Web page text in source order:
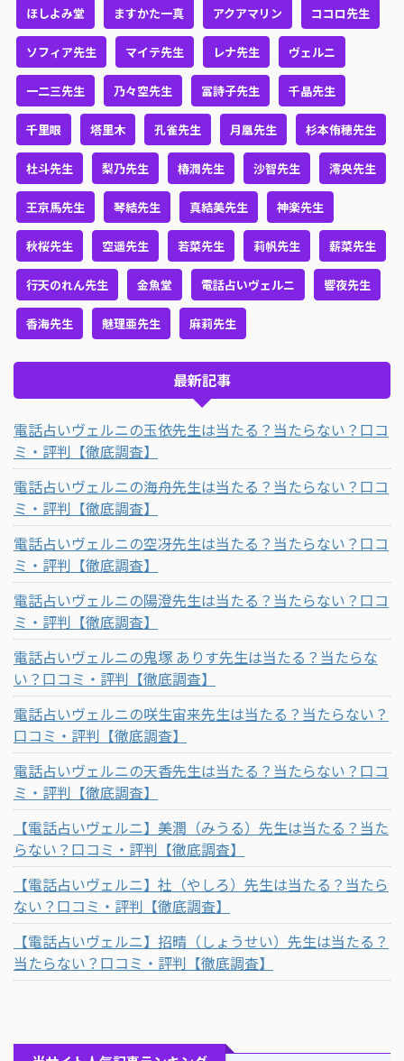
ほしよみ堂 ますかた一真 アクアマリン ココロ先生
ソフィア先生 マイテ先生 レナ先生 ヴェルニ
一二三先生 乃々空先生 冨詩子先生 千晶先生
千里眼 塔里木 孔雀先生 月凰先生 杉本侑穂先生
杜斗先生 梨乃先生 椿潤先生 沙智先生 澪央先生
王京馬先生 琴結先生 真結美先生 神楽先生
秋桜先生 空遥先生 若菜先生 莉帆先生 薪菜先生
行天のれん先生 金魚堂 電話占いヴェルニ 響夜先生
香海先生 魅理亜先生 麻莉先生
最新記事
電話占いヴェルニの玉依先生は当たる？当たらない？口コ
ミ・評判【徹底調査】
電話占いヴェルニの海舟先生は当たる？当たらない？口コ
ミ・評判【徹底調査】
電話占いヴェルニの空冴先生は当たる？当たらない？口コ
ミ・評判【徹底調査】
電話占いヴェルニの陽澄先生は当たる？当たらない？口コ
ミ・評判【徹底調査】
電話占いヴェルニの鬼塚 ありす先生は当たる？当たらな
い？口コミ・評判【徹底調査】
電話占いヴェルニの咲生宙来先生は当たる？当たらない？
口コミ・評判【徹底調査】
電話占いヴェルニの天香先生は当たる？当たらない？口コ
ミ・評判【徹底調査】
【電話占いヴェルニ】美潤（みうる）先生は当たる？当た
らない？口コミ・評判【徹底調査】
【電話占いヴェルニ】社（やしろ）先生は当たる？当たら
ない？口コミ・評判【徹底調査】
【電話占いヴェルニ】招晴（しょうせい）先生は当たる？
当たらない？口コミ・評判【徹底調査】